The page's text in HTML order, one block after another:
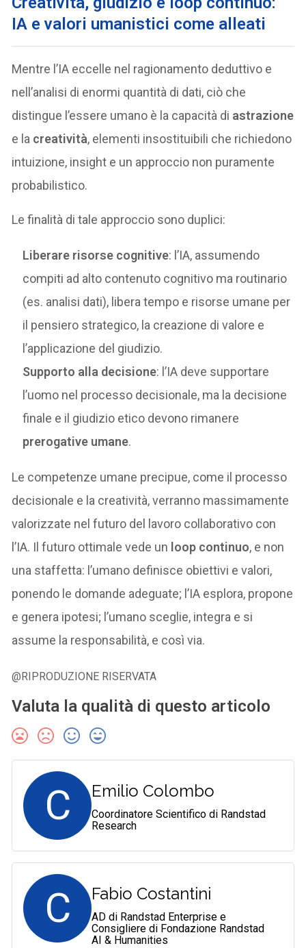
IA e valori umanistici come alleati
Mentre l’IA eccelle nel ragionamento deduttivo e
nell’analisi di enormi quantità di dati, ciò che
distingue l’essere umano è la capacità di astrazione
e la creatività, elementi insostituibili che richiedono
intuizione, insight e un approccio non puramente
probabilistico.
Le finalità di tale approccio sono duplici:
Liberare risorse cognitive: l’IA, assumendo
compiti ad alto contenuto cognitivo ma routinario
(es. analisi dati), libera tempo e risorse umane per
il pensiero strategico, la creazione di valore e
l’applicazione del giudizio.
Supporto alla decisione: l’IA deve supportare
l’uomo nel processo decisionale, ma la decisione
finale e il giudizio etico devono rimanere
prerogative umane.
Le competenze umane precipue, come il processo
decisionale e la creatività, verranno massimamente
valorizzate nel futuro del lavoro collaborativo con
l’IA. Il futuro ottimale vede un loop continuo, e non
una staffetta: l’umano definisce obiettivi e valori,
ponendo le domande adeguate; l’IA esplora, propone
e genera ipotesi; l’umano sceglie, integra e si
assume la responsabilità, e così via.
@RIPRODUZIONE RISERVATA
Valuta la qualità di questo articolo
C Emilio Colombo
Coordinatore Scientifico di Randstad
Research
C Fabio Costantini
AD di Randstad Enterprise e
Consigliere di Fondazione Randstad
AI & Humanities